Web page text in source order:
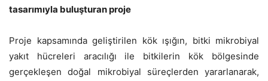
tasarımıyla buluşturan proje
Proje kapsamında geliştirilen kök ışığın, bitki mikrobiyal
yakıt hücreleri aracılığı ile bitkilerin kök bölgesinde
gerçekleşen doğal mikrobiyal süreçlerden yararlanarak,